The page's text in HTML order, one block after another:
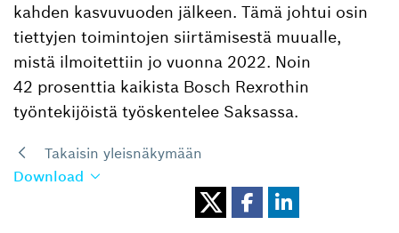
kahden kasvuvuoden jälkeen. Tämä johtui osin
tiettyjen toimintojen siirtämisestä muualle,
mistä ilmoitettiin jo vuonna 2022. Noin
42 prosenttia kaikista Bosch Rexrothin
työntekijöistä työskentelee Saksassa.
Takaisin yleisnäkymään
Download